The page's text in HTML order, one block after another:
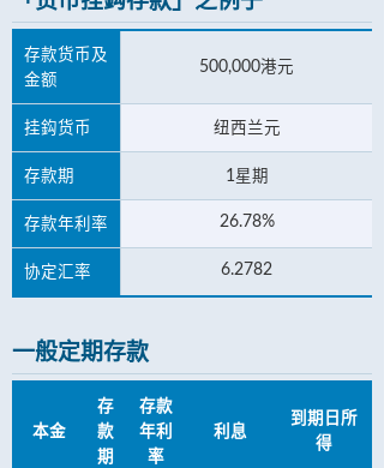
存款货币及
金额
500,000港元
挂鈎货币 纽西兰元
存款期 1星期
存款年利率 26.78%
协定汇率 6.2782
一般定期存款
本金
存
款
期
存款
年利
率
利息
到期日所
得